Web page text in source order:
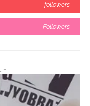
followers
Followers
-